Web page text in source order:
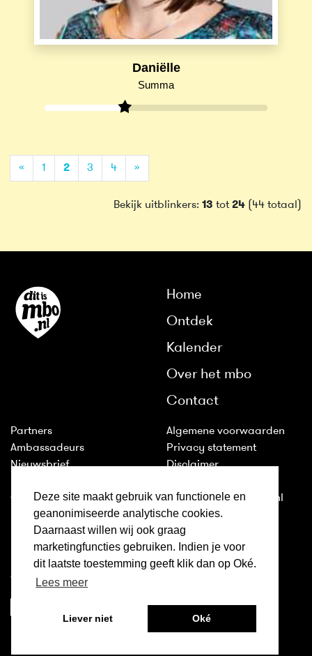
Deze site maakt gebruik van functionele en
geanonimiseerde analytische cookies.
Daarnaast willen wij ook graag
marketingfuncties gebruiken. Indien je voor
dit laatste toestemming geeft klik dan op Oké.
Lees meer
Liever niet Oké
Daniëlle
Summa
« 1 2(current)
3 4 »
Bekijk uitblinkers: 13 tot24 (44 totaal)
Home
Ontdek
Kalender
Over het mbo
Contact
Partners
Ambassadeurs
Nieuwsbrief
Colofon
Algemene voorwaarden
Privacy statement
Disclaimer
2011-2026 © ditismbo.nl
Inloggen
Ditismbo.nl is ook te volgen
op: